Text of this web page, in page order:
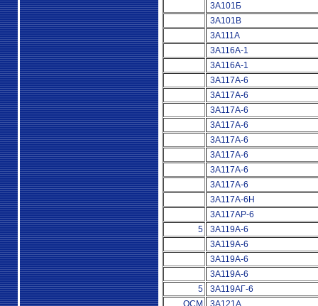
3А101Б
3А101В
3А111А
3А116А-1
3А116А-1
3А117А-6
3А117А-6
3А117А-6
3А117А-6
3А117А-6
3А117А-6
3А117А-6
3А117А-6
3А117А-6Н
3А117АР-6
5
3А119А-6
3А119А-6
3А119А-6
3А119А-6
5
3А119АГ-6
ОСМ
3А121А